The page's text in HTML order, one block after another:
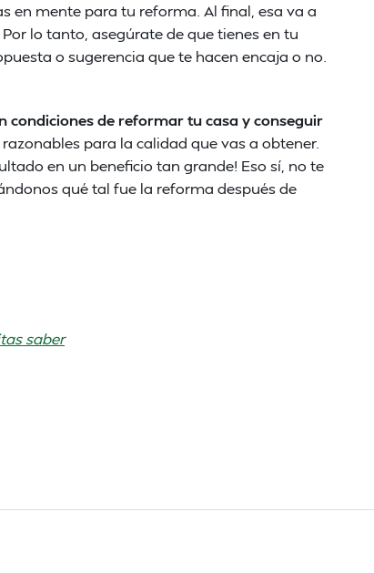
en mente para tu reforma. Al final, esa va a
lo tanto, asegúrate de que tienes en tu
o sugerencia que te hacen encaja o no.
condiciones de reformar tu casa y conseguir
razonables para la calidad que vas a obtener.
en un beneficio tan grande! Eso sí, no te
qué tal fue la reforma después de
saber